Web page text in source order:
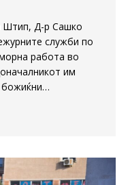
Штип, Д-р Сашко
служби по
работа во
им
божиќни…